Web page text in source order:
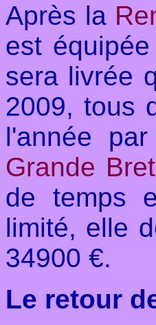
Après la
est
sera livrée
2009, tous
l'année
Grande
de temps
limité, elle
34900 €.
Le retour